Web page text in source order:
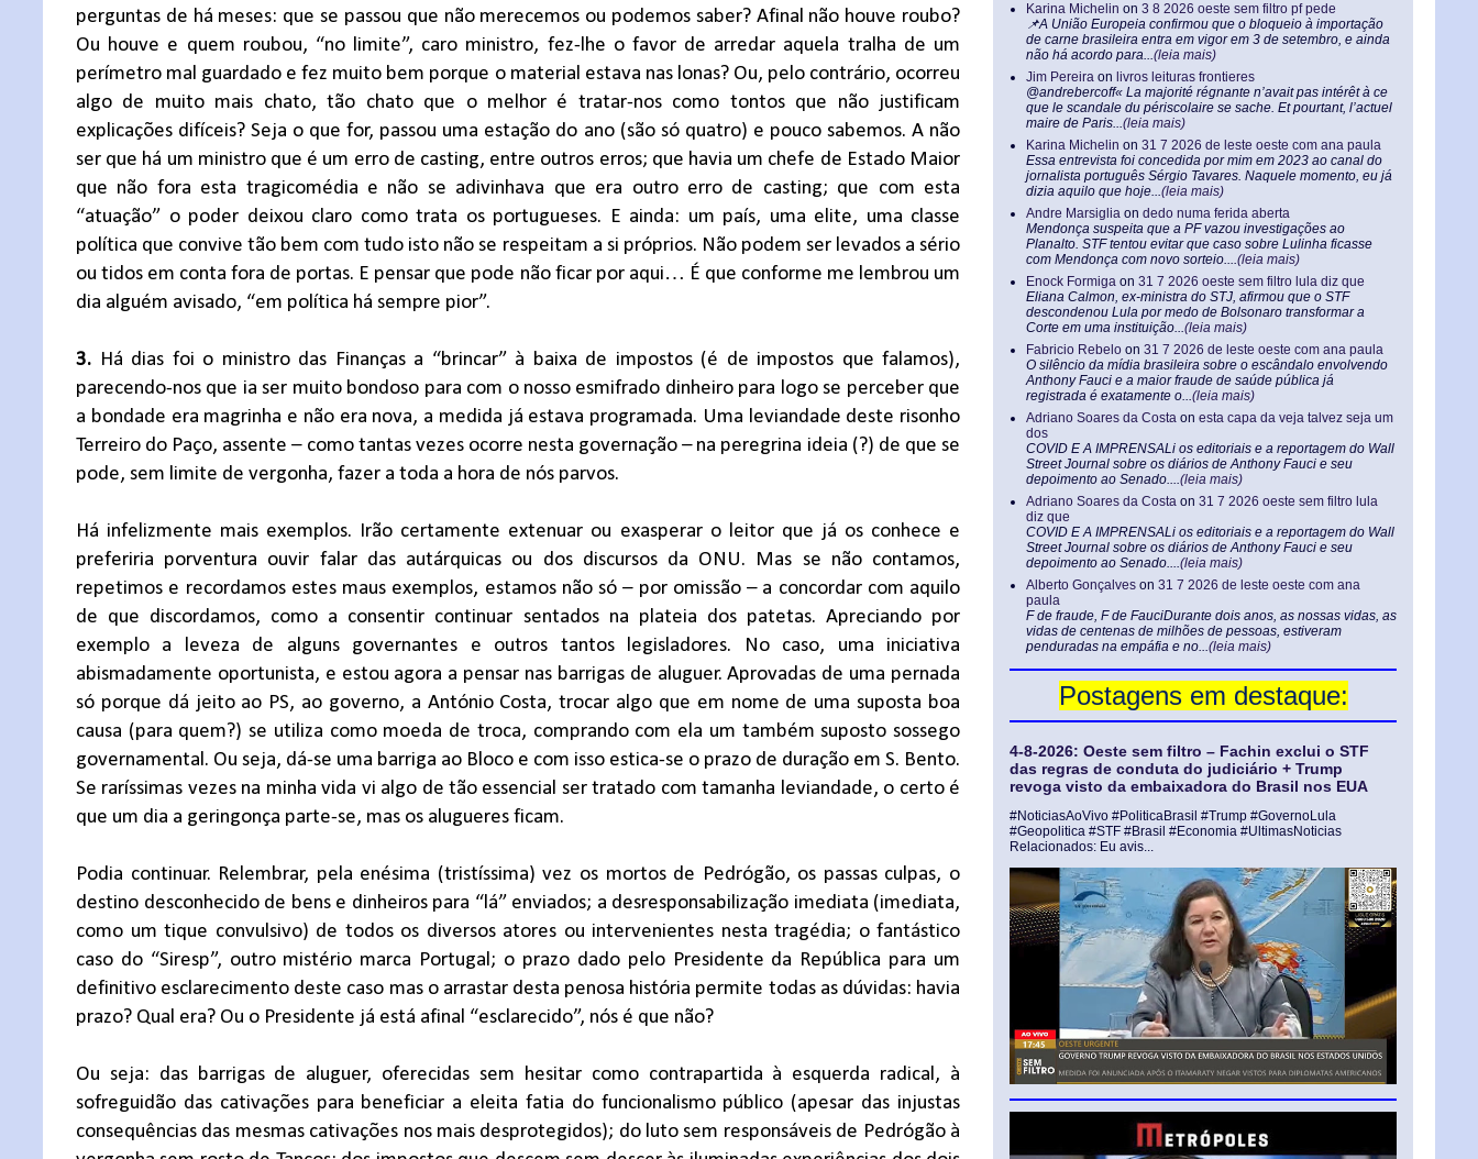
perguntas de há meses: que se passou que não merecemos ou podemos saber? Afinal não houve roubo?
Ou houve e quem roubou, “no limite”, caro ministro, fez-lhe o favor de arredar aquela tralha de um
perímetro mal guardado e fez muito bem porque o material estava nas lonas? Ou, pelo contrário, ocorreu
algo de muito mais chato, tão chato que o melhor é tratar-nos como tontos que não justificam
explicações difíceis? Seja o que for, passou uma estação do ano (são só quatro) e pouco sabemos. A não
ser que há um ministro que é um erro de casting, entre outros erros; que havia um chefe de Estado Maior
que não fora esta tragicomédia e não se adivinhava que era outro erro de casting; que com esta
“atuação” o poder deixou claro como trata os portugueses. E ainda: um país, uma elite, uma classe
política que convive tão bem com tudo isto não se respeitam a si próprios. Não podem ser levados a sério
ou tidos em conta fora de portas. E pensar que pode não ficar por aqui… É que conforme me lembrou um
dia alguém avisado, “em política há sempre pior”.
3. Há dias foi o ministro das Finanças a “brincar” à baixa de impostos (é de impostos que falamos),
parecendo-nos que ia ser muito bondoso para com o nosso esmifrado dinheiro para logo se perceber que
a bondade era magrinha e não era nova, a medida já estava programada. Uma leviandade deste risonho
Terreiro do Paço, assente – como tantas vezes ocorre nesta governação – na peregrina ideia (?) de que se
pode, sem limite de vergonha, fazer a toda a hora de nós parvos.
Há infelizmente mais exemplos. Irão certamente extenuar ou exasperar o leitor que já os conhece e
preferiria porventura ouvir falar das autárquicas ou dos discursos da ONU. Mas se não contamos,
repetimos e recordamos estes maus exemplos, estamos não só – por omissão – a concordar com aquilo
de que discordamos, como a consentir continuar sentados na plateia dos patetas. Apreciando por
exemplo a leveza de alguns governantes e outros tantos legisladores. No caso, uma iniciativa
abismadamente oportunista, e estou agora a pensar nas barrigas de aluguer. Aprovadas de uma pernada
só porque dá jeito ao PS, ao governo, a António Costa, trocar algo que em nome de uma suposta boa
causa (para quem?) se utiliza como moeda de troca, comprando com ela um também suposto sossego
governamental. Ou seja, dá-se uma barriga ao Bloco e com isso estica-se o prazo de duração em S. Bento.
Se raríssimas vezes na minha vida vi algo de tão essencial ser tratado com tamanha leviandade, o certo é
que um dia a geringonça parte-se, mas os alugueres ficam.
Podia continuar. Relembrar, pela enésima (tristíssima) vez os mortos de Pedrógão, os passas culpas, o
destino desconhecido de bens e dinheiros para “lá” enviados; a desresponsabilização imediata (imediata,
como um tique convulsivo) de todos os diversos atores ou intervenientes nesta tragédia; o fantástico
caso do “Siresp”, outro mistério marca Portugal; o prazo dado pelo Presidente da República para um
definitivo esclarecimento deste caso mas o arrastar desta penosa história permite todas as dúvidas: havia
prazo? Qual era? Ou o Presidente já está afinal “esclarecido”, nós é que não?
Ou seja: das barrigas de aluguer, oferecidas sem hesitar como contrapartida à esquerda radical, à
sofreguidão das cativações para beneficiar a eleita fatia do funcionalismo público (apesar das injustas
consequências das mesmas cativações nos mais desprotegidos); do luto sem responsáveis de Pedrógão à
Karina Michelin on 3 8 2026 oeste sem filtro pf pede
📌A União Europeia confirmou que o bloqueio à importação
de carne brasileira entra em vigor em 3 de setembro, e ainda
não há acordo para...(leia mais)
Jim Pereira on livros leituras frontieres
@andrebercoff« La majorité régnante n’avait pas intérêt à ce
que le scandale du périscolaire se sache. Et pourtant, l’actuel
maire de Paris...(leia mais)
Karina Michelin on 31 7 2026 de leste oeste com ana paula
Essa entrevista foi concedida por mim em 2023 ao canal do
jornalista português Sérgio Tavares. Naquele momento, eu já
dizia aquilo que hoje...(leia mais)
Andre Marsiglia on dedo numa ferida aberta
Mendonça suspeita que a PF vazou investigações ao
Planalto. STF tentou evitar que caso sobre Lulinha ficasse
com Mendonça com novo sorteio....(leia mais)
Enock Formiga on 31 7 2026 oeste sem filtro lula diz que
Eliana Calmon, ex-ministra do STJ, afirmou que o STF
descondenou Lula por medo de Bolsonaro transformar a
Corte em uma instituição...(leia mais)
Fabricio Rebelo on 31 7 2026 de leste oeste com ana paula
O silêncio da mídia brasileira sobre o escândalo envolvendo
Anthony Fauci e a maior fraude de saúde pública já
registrada é exatamente o...(leia mais)
Adriano Soares da Costa on esta capa da veja talvez seja um
dos
COVID E A IMPRENSALi os editoriais e a reportagem do Wall
Street Journal sobre os diários de Anthony Fauci e seu
depoimento ao Senado....(leia mais)
Adriano Soares da Costa on 31 7 2026 oeste sem filtro lula
diz que
COVID E A IMPRENSALi os editoriais e a reportagem do Wall
Street Journal sobre os diários de Anthony Fauci e seu
depoimento ao Senado....(leia mais)
Alberto Gonçalves on 31 7 2026 de leste oeste com ana
paula
F de fraude, F de FauciDurante dois anos, as nossas vidas, as
vidas de centenas de milhões de pessoas, estiveram
penduradas na empáfia e no...(leia mais)
Postagens em destaque:
4-8-2026: Oeste sem filtro – Fachin exclui o STF
das regras de conduta do judiciário + Trump
revoga visto da embaixadora do Brasil nos EUA
#NoticiasAoVivo #PoliticaBrasil #Trump #GovernoLula
#Geopolitica #STF #Brasil #Economia #UltimasNoticias
Relacionados: Eu avis...